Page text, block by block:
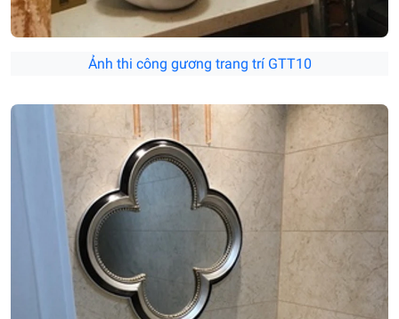
Ảnh thi công gương trang trí GTT10